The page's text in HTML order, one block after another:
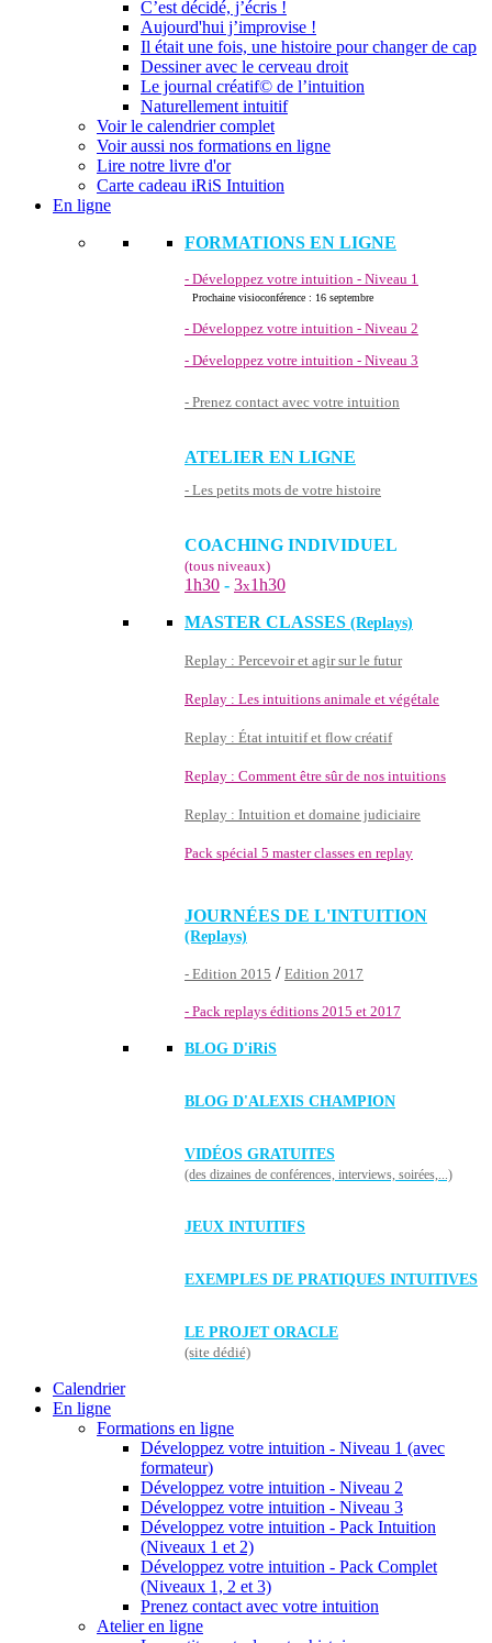
C’est décidé, j’écris !
Aujourd'hui j’improvise !
Il était une fois, une histoire pour changer de cap
Dessiner avec le cerveau droit
Le journal créatif© de l’intuition
Naturellement intuitif
Voir le calendrier complet
Voir aussi nos formations en ligne
Lire notre livre d'or
Carte cadeau iRiS Intuition
En ligne
FORMATIONS EN LIGNE
- Développez votre intuition - Niveau 1
Prochaine visioconférence : 16 septembre
- Développez votre intuition - Niveau 2
- Développez votre intuition - Niveau 3
- Prenez contact avec votre intuition
ATELIER EN LIGNE
- Les petits mots de votre histoire
COACHING INDIVIDUEL
(tous niveaux)
1h30 - 3x1h30
MASTER CLASSES (Replays)
Replay : Percevoir et agir sur le futur
Replay : Les intuitions animale et végétale
Replay : État intuitif et flow créatif
Replay : Comment être sûr de nos intuitions
Replay : Intuition et domaine judiciaire
Pack spécial 5 master classes en replay
JOURNÉES DE L'INTUITION
(Replays)
- Edition 2015 / Edition 2017
- Pack replays éditions 2015 et 2017
BLOG D'iRiS
BLOG D'ALEXIS CHAMPION
VIDÉOS GRATUITES
(des dizaines de conférences, interviews, soirées,...)
JEUX INTUITIFS
EXEMPLES DE PRATIQUES INTUITIVES
LE PROJET ORACLE
(site dédié)
Calendrier
En ligne
Formations en ligne
Développez votre intuition - Niveau 1 (avec
formateur)
Développez votre intuition - Niveau 2
Développez votre intuition - Niveau 3
Développez votre intuition - Pack Intuition
(Niveaux 1 et 2)
Développez votre intuition - Pack Complet
(Niveaux 1, 2 et 3)
Prenez contact avec votre intuition
Atelier en ligne